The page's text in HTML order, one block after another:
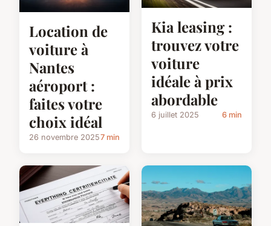
Location de
voiture à
Nantes
aéroport :
faites votre
choix idéal
26 novembre 20257 min
Kia leasing :
trouvez votre
voiture
idéale à prix
abordable
6 juillet 2025 6 min